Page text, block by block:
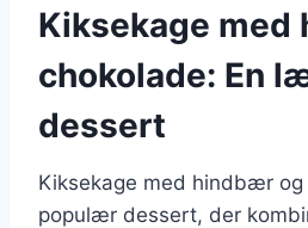
Kiksekage
chokolade: En
dessert
Kiksekage med hindbær og
populær dessert, der